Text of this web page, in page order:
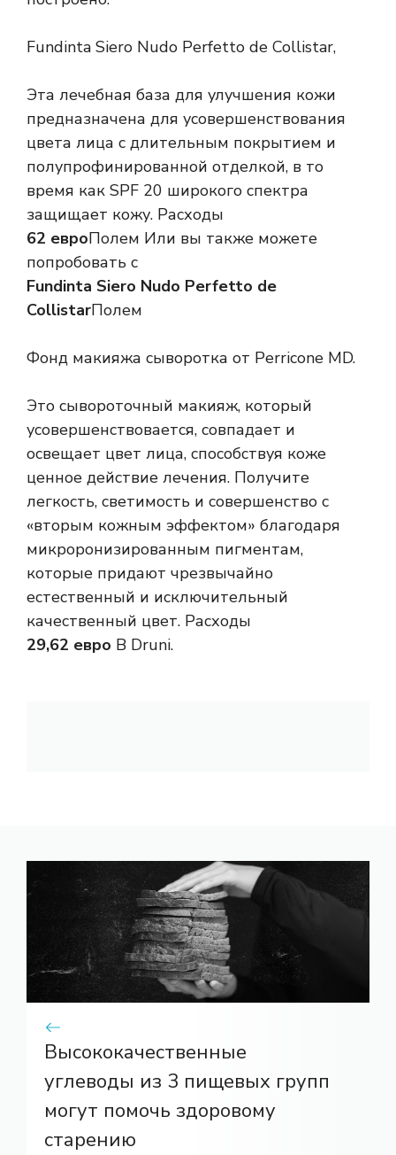
Fundinta Siero Nudo Perfetto de Collistar,
Эта лечебная база для улучшения кожи
предназначена для усовершенствования
цвета лица с длительным покрытием и
полупрофинированной отделкой, в то
время как SPF 20 широкого спектра
защищает кожу. Расходы
62 евроПолем Или вы также можете
попробовать с
Fundinta Siero Nudo Perfetto de
CollistarПолем
Фонд макияжа сыворотка от Perricone MD.
Это сывороточный макияж, который
усовершенствовается, совпадает и
освещает цвет лица, способствуя коже
ценное действие лечения. Получите
легкость, светимость и совершенство с
«вторым кожным эффектом» благодаря
микроронизированным пигментам,
которые придают чрезвычайно
естественный и исключительный
качественный цвет. Расходы
29,62 евро В Druni.
Высококачественные
углеводы из 3 пищевых групп
могут помочь здоровому
старению